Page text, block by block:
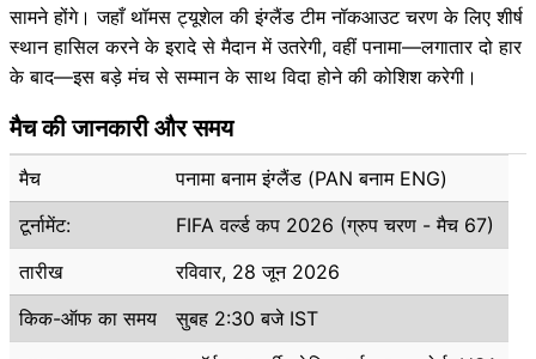
सामने होंगे। जहाँ थॉमस ट्यूशेल की इंग्लैंड टीम नॉकआउट चरण के लिए शीर्ष
स्थान हासिल करने के इरादे से मैदान में उतरेगी, वहीं पनामा—लगातार दो हार
के बाद—इस बड़े मंच से सम्मान के साथ विदा होने की कोशिश करेगी।
मैच की जानकारी और समय
मैच
पनामा बनाम इंग्लैंड (PAN बनाम ENG)
टूर्नामेंट:
FIFA वर्ल्ड कप 2026 (ग्रुप चरण - मैच 67)
तारीख
रविवार, 28 जून 2026
किक-ऑफ का समय
सुबह 2:30 बजे IST